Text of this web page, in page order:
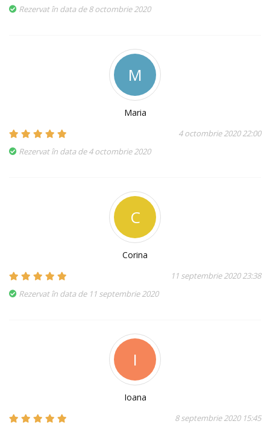
Rezervat în data de 8 octombrie 2020
M
Maria
4 octombrie 2020 22:00
Rezervat în data de 4 octombrie 2020
C
Corina
11 septembrie 2020 23:38
Rezervat în data de 11 septembrie 2020
I
Ioana
8 septembrie 2020 15:45